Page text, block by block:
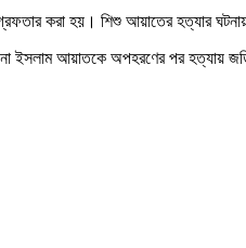
করা হয়। শিশু আয়াতের হত্যার ঘটনায়
আয়াতকে অপহরণের পর হত্যায়